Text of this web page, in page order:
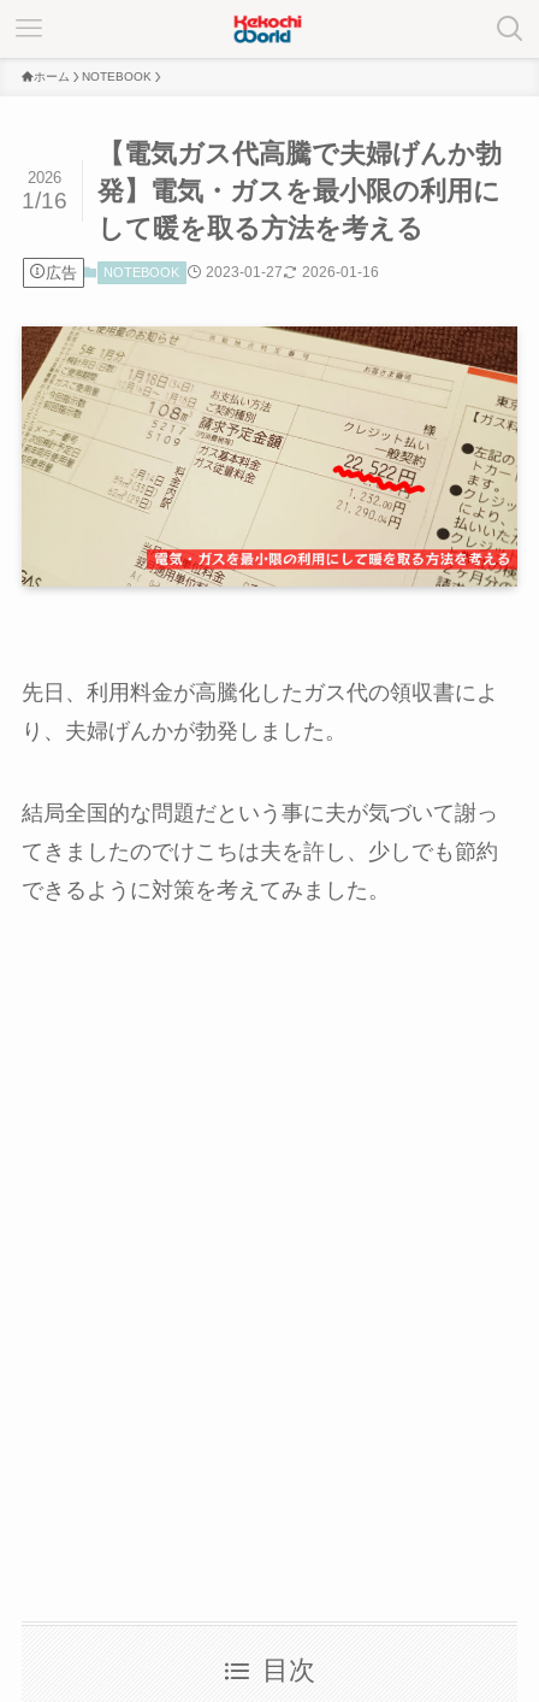
ホーム NOTEBOOK
【電気ガス代高騰で夫婦げんか勃
発】電気・ガスを最小限の利用に
して暖を取る方法を考える
2026
1/16
広告 NOTEBOOK 2023-01-27 2026-01-16
先日、利用料金が高騰化したガス代の領収書によ
り、夫婦げんかが勃発しました。
結局全国的な問題だという事に夫が気づいて謝っ
てきましたのでけこちは夫を許し、少しでも節約
できるように対策を考えてみました。
目次